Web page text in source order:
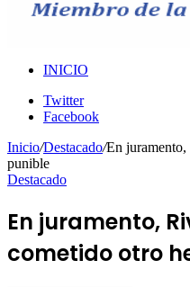
INICIO
Twitter
Facebook
Inicio/Destacado/En
punible
Destacado
En juramento,
cometido otro